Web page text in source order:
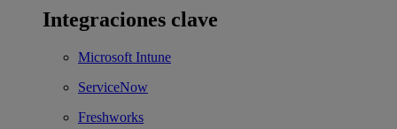
Integraciones clave
Microsoft Intune
ServiceNow
Freshworks